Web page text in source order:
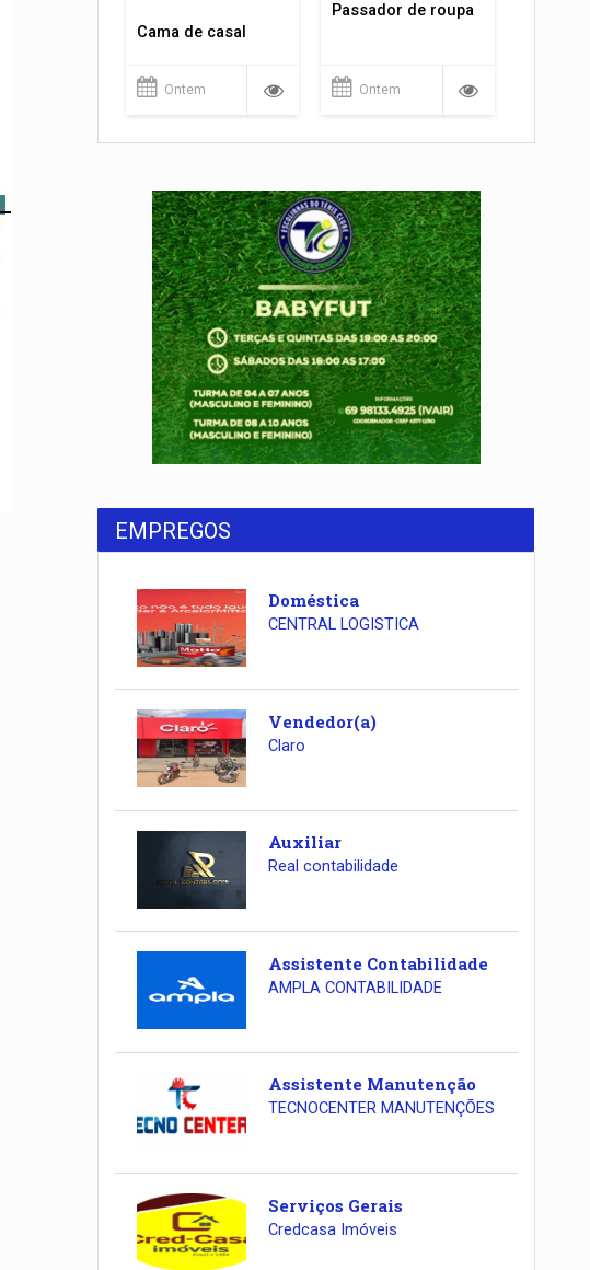
Cama de casal
Ontem
Passador de roupa
Ontem
EMPREGOS
Doméstica
CENTRAL LOGISTICA
Vendedor(a)
Claro
Auxiliar
Real contabilidade
Assistente Contabilidade
AMPLA CONTABILIDADE
Assistente Manutenção
TECNOCENTER MANUTENÇÕES
Serviços Gerais
Credcasa Imóveis